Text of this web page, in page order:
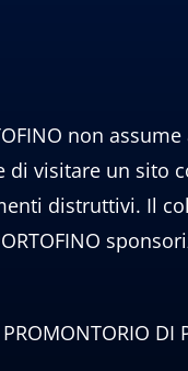
non
visitare un sito
distruttivi. Il
PORTOFINO
DI